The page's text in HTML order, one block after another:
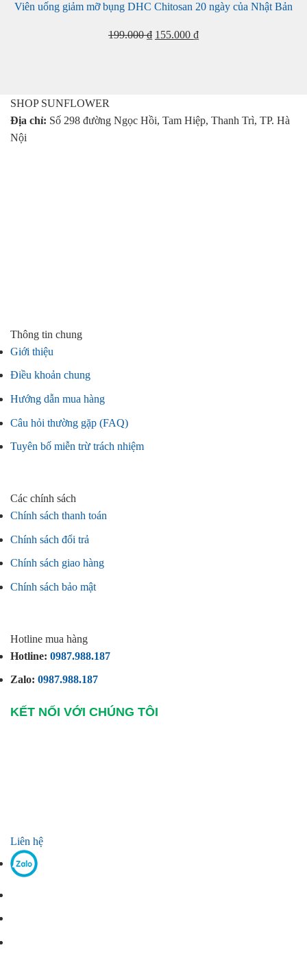
Viên uống giảm mỡ bụng DHC Chitosan 20 ngày của Nhật Bản
199.000₫ Giá
155.000 ₫Giá
SHOP SUNFLOWER
Địa chỉ: Số 298 đường Ngọc Hồi, Tam Hiệp, Thanh Trì, TP. Hà
Nội
Thông tin chung
Giới thiệu
Điều khoản chung
Hướng dẫn mua hàng
Câu hỏi thường gặp (FAQ)
Tuyên bố miễn trừ trách nhiệm
Các chính sách
Chính sách thanh toán
Chính sách đổi trả
Chính sách giao hàng
Chính sách bảo mật
Hotline mua hàng
Hotline: 0987.988.187
Zalo: 0987.988.187
KẾT NỐI VỚI CHÚNG TÔI
Liên hệ